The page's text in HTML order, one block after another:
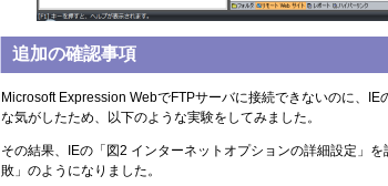
追加の確認事項
Microsoft Expression WebでFTPサーバに接続できないのに、
な気がしたため、以下のような実験をしてみました。
その結果、IEの「図2 インターネットオプションの詳細設定」
敗」のようになりました。